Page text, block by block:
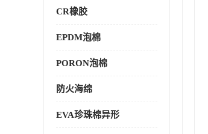
CR橡胶
EPDM泡棉
PORON泡棉
防火海绵
EVA珍珠棉异形